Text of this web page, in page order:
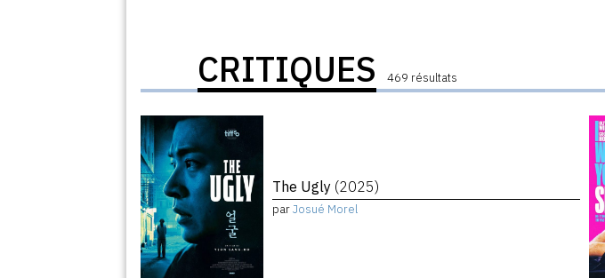
CRITIQUES 469 résultats
The Ugly (2025)
parJosué Morel